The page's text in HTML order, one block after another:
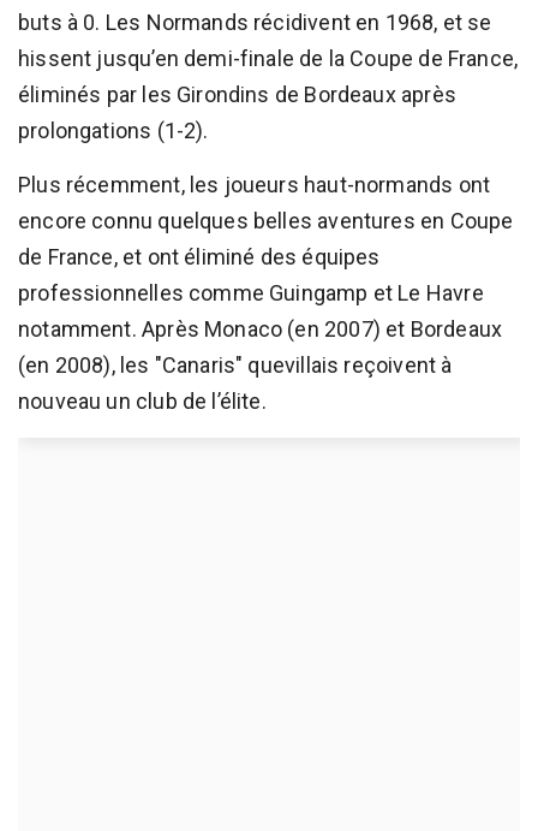
buts à 0. Les Normands récidivent en 1968, et se
hissent jusqu’en demi-finale de la Coupe de France,
éliminés par les Girondins de Bordeaux après
prolongations (1-2).
Plus récemment, les joueurs haut-normands ont
encore connu quelques belles aventures en Coupe
de France, et ont éliminé des équipes
professionnelles comme Guingamp et Le Havre
notamment. Après Monaco (en 2007) et Bordeaux
(en 2008), les "Canaris" quevillais reçoivent à
nouveau un club de l’élite.